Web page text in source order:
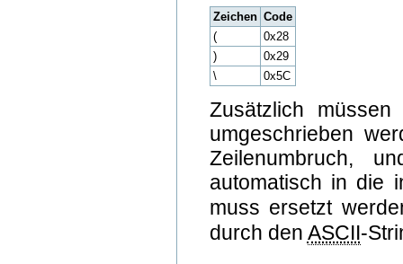
Zeichen Code
(
0x28
)
0x29
\
0x5C
Zusätzlich
umgeschrieben
Zeilenumbruch,
automatisch in die
muss ersetzt
durch den ASCII-